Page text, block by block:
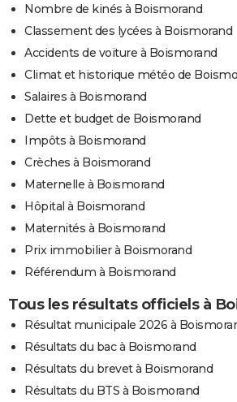
Nombre de kinés à Boismorand
Classement des lycées à Boismorand
Accidents de voiture à Boismorand
Climat et historique météo de
Salaires à Boismorand
Dette et budget de Boismorand
Impôts à Boismorand
Crèches à Boismorand
Maternelle à Boismorand
Hôpital à Boismorand
Maternités à Boismorand
Prix immobilier à Boismorand
Référendum à Boismorand
Tous les résultats officiels à
Résultat municipale 2026 à
Résultats du bac à Boismorand
Résultats du brevet à Boismorand
Résultats du BTS à Boismorand